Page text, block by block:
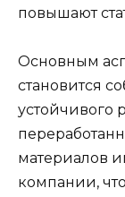
повышают
Основным
становится
устойчивого
материалов
компании,